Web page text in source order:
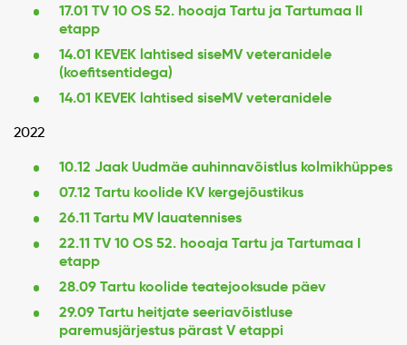
17.01 TV 10 OS 52. hooaja Tartu ja Tartumaa II
etapp
14.01 KEVEK lahtised siseMV veteranidele
(koefitsentidega)
14.01 KEVEK lahtised siseMV veteranidele
2022
10.12 Jaak Uudmäe auhinnavõistlus kolmikhüppes
07.12 Tartu koolide KV kergejõustikus
26.11 Tartu MV lauatennises
22.11 TV 10 OS 52. hooaja Tartu ja Tartumaa I
etapp
28.09 Tartu koolide teatejooksude päev
29.09 Tartu heitjate seeriavõistluse
paremusjärjestus pärast V etappi